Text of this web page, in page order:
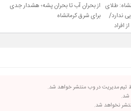
طلای
ندارد/
افراد
از بحران آب تا بحران پشه؛ هشدار جدی
برای شرق کرمانشاه
تیم مدیریت در وب منتشر خواهد شد.
شد.
نخواهد شد.